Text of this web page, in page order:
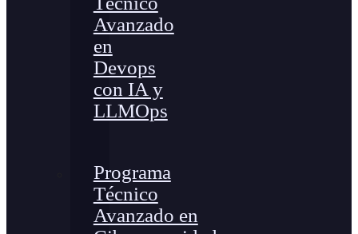
Avanzado
en
Devops
con IA y
LLMOps
Programa
Técnico
Avanzado en